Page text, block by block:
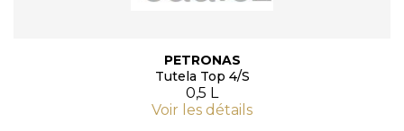
PETRONAS
Tutela Top 4/S
0,5 L
Voir les détails